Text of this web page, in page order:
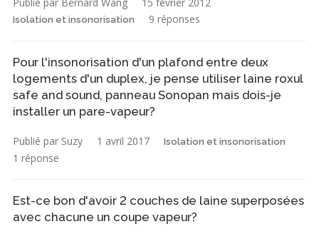
Publié par Bernard Wang 15 février 2012
Isolation et insonorisation 9 réponses
Pour l'insonorisation d'un plafond entre deux
logements d'un duplex, je pense utiliser laine roxul
safe and sound, panneau Sonopan mais dois-je
installer un pare-vapeur?
Publié par Suzy 1 avril 2017 Isolation et insonorisation
1 réponse
Est-ce bon d'avoir 2 couches de laine superposées
avec chacune un coupe vapeur?